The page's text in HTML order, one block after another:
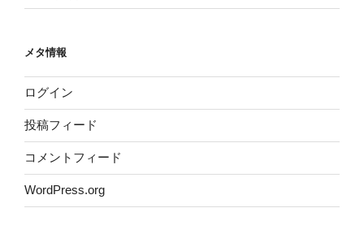
メタ情報
ログイン
投稿フィード
コメントフィード
WordPress.org